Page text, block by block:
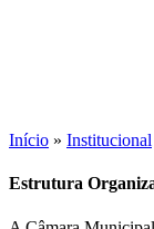
Início » Institucional
Estrutura